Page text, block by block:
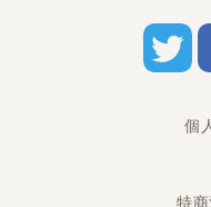
三重県／
個
特